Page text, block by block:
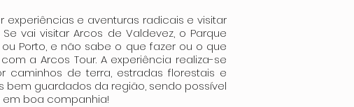
e aventuras radicais e visitar
vai visitar Arcos de Valdevez, o Parque
Porto, e não sabe o que fazer ou o que
a Arcos Tour. A experiência realiza-se
caminhos de terra, estradas florestais e
guardados da região, sendo possível
em boa companhia!